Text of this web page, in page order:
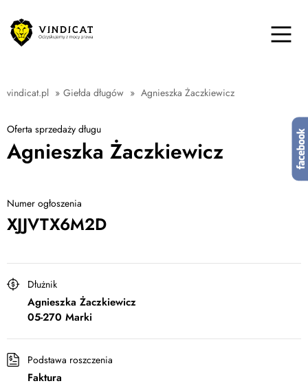
vindicat.pl » Giełda długów » Agnieszka Żaczkiewicz
Oferta sprzedaży długu
Agnieszka Żaczkiewicz
Numer ogłoszenia
XJJVTX6M2D
Dłużnik
Agnieszka Żaczkiewicz
05-270 Marki
Podstawa roszczenia
Faktura